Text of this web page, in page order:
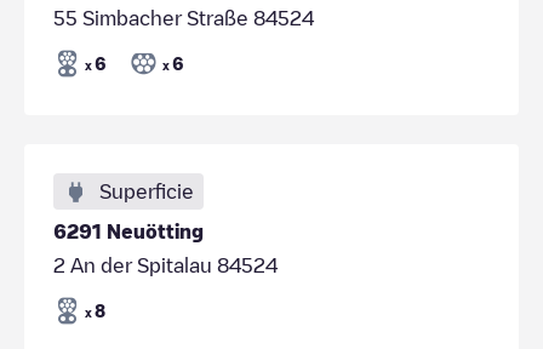
55 Simbacher Straße 84524
x 6 x 6
Superficie
6291 Neuötting
2 An der Spitalau 84524
x 8